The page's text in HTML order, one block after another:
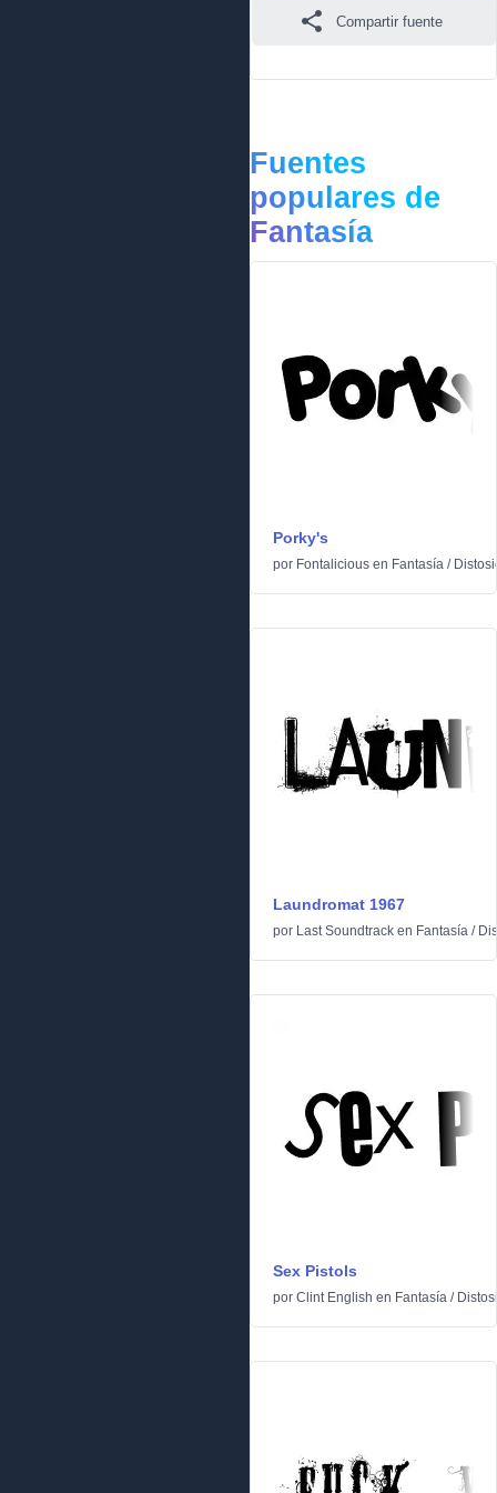
Compartir fuente
Fuentes
populares de
Fantasía
Porky's
por Fontalicious en Fantasía /
Laundromat 1967
por Last Soundtrack en Fantasía /
Sex Pistols
por Clint English en Fantasía /